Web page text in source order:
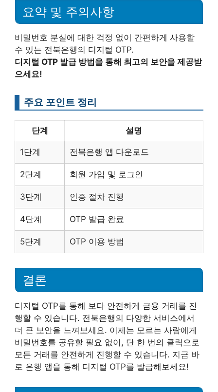
요약 및 주의사항
비밀번호 분실에 대한 걱정 없이 간편하게 사용할
수 있는 전북은행의 디지털 OTP.
디지털 OTP 발급 방법을 통해 최고의 보안을 제공받
으세요!
주요 포인트 정리
단계 설명
1단계 전북은행 앱 다운로드
2단계 회원 가입 및 로그인
3단계 인증 절차 진행
4단계 OTP 발급 완료
5단계 OTP 이용 방법
결론
디지털 OTP를 통해 보다 안전하게 금융 거래를 진
행할 수 있습니다. 전북은행의 다양한 서비스에서
더 큰 보안을 느껴보세요. 이제는 모르는 사람에게
비밀번호를 공유할 필요 없이, 단 한 번의 클릭으로
모든 거래를 안전하게 진행할 수 있습니다. 지금 바
로 은행 앱을 통해 디지털 OTP를 발급해보세요!